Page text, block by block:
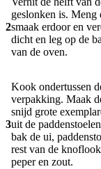
2
geslonken is.
smaak erdoor en
dicht en leg op de
van de oven.
3
Kook ondertussen
verpakking. Maak
snijd grote
uit de
bak de ui,
rest van de
peper en zout.